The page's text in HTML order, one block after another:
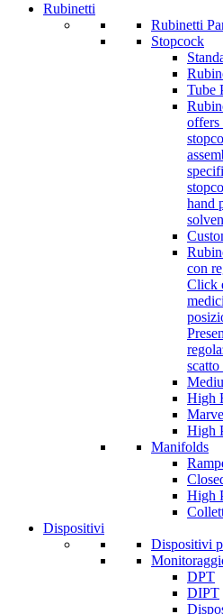
Rubinetti
Rubinetti
Stopcock
Tube
offers
hand
con
Click
High
High
Manifolds
High
Dispositivi
Dispositivi
DPT
DIPT